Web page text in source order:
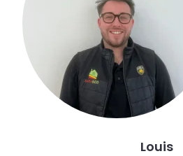
Louis